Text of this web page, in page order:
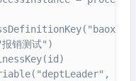
销测试")